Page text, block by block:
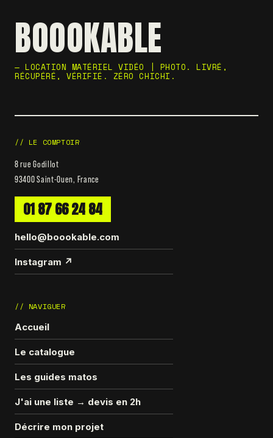
BOOOKABLE
— LOCATION MATÉRIEL VIDÉO | PHOTO. LIVRÉ,
RÉCUPÉRÉ, VÉRIFIÉ. ZÉRO CHICHI.
// LE COMPTOIR
8 rue Godillot
93400 Saint-Ouen, France
01 87 66 24 84
hello@boookable.com
Instagram ↗
// NAVIGUER
Accueil
Le catalogue
Les guides matos
J'ai une liste → devis en 2h
Décrire mon projet